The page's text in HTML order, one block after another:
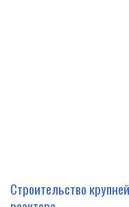
Строительство